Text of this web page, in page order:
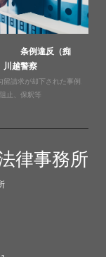
】 条例違反（痴
警察
留請求が却下された事例
止、保釈等
律事務所